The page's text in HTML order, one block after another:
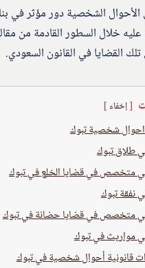
الشخصية دور مؤثر في
خلال السطور القادمة من
القضايا في القانون السعودي.
إخفاء
شخصية تبوك
طلاق تبوك
متخصص في قضايا الخلع في تبوك
نفقة تبوك
متخصص في قضايا حضانة في تبوك
مواريث في تبوك
قانونية أحوال شخصية في تبوك